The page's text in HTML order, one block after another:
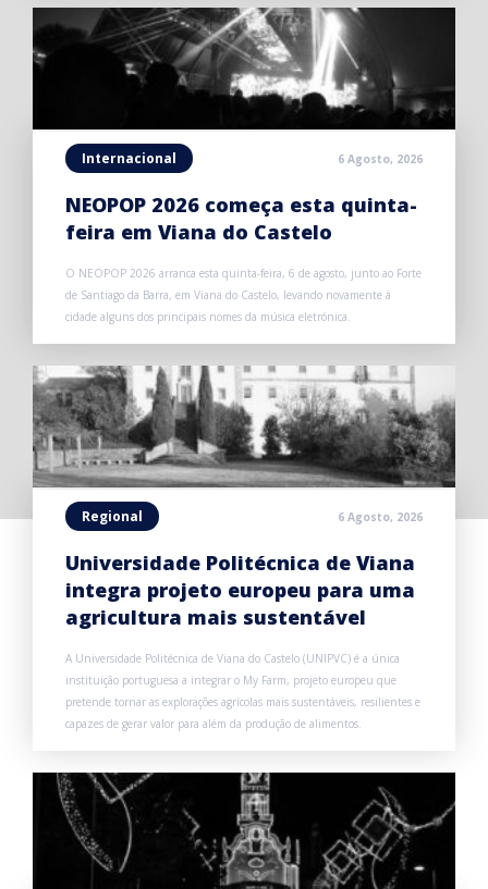
Internacional 6 Agosto, 2026
NEOPOP 2026 começa esta quinta-
feira em Viana do Castelo
O NEOPOP 2026 arranca esta quinta-feira, 6 de agosto, junto ao Forte
de Santiago da Barra, em Viana do Castelo, levando novamente à
cidade alguns dos principais nomes da música eletrónica.
Regional 6 Agosto, 2026
Universidade Politécnica de Viana
integra projeto europeu para uma
agricultura mais sustentável
A Universidade Politécnica de Viana do Castelo (UNIPVC) é a única
instituição portuguesa a integrar o My Farm, projeto europeu que
pretende tornar as explorações agrícolas mais sustentáveis, resilientes e
capazes de gerar valor para além da produção de alimentos.